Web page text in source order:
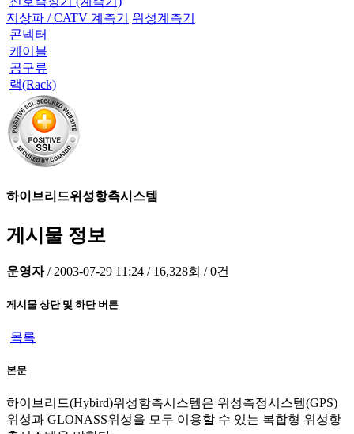
지상파 / CATV 계측기
위성계측기
콘넥터
케이블
공구류
랙(Rack)
하이브리드위성항측시스템
게시물 정보
운영자 / 2003-07-29 11:24 / 16,328회 / 0건
게시물 상단 및 하단 버튼
목록
본문
하이브리드(Hybird)위성항측시스템은 위성측정시스템(GPS)
위성과 GLONASS위성을 모두 이용할 수 있는 복합형 위성항